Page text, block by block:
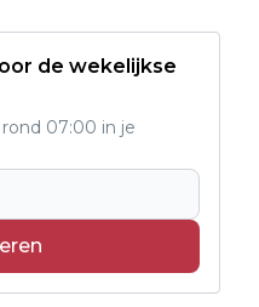
de wekelijkse
07:00 in je